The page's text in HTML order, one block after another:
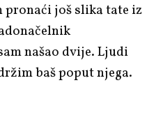
pronaći još slika tate iz
našao dvije. Ljudi
baš poput njega.